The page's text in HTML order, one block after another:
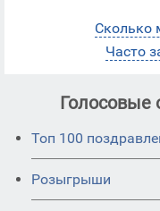
Сколько
Часто
Голосовые
Топ 100
Розыгрыши